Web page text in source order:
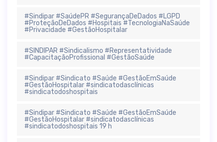
#Sindipar #SaúdePR #SegurançaDeDados #LGPD
#ProteçãoDeDados #Hospitais #TecnologiaNaSaúde
#Privacidade #GestãoHospitalar
#SINDIPAR #Sindicalismo #Representatividade
#CapacitaçãoProfissional #GestãoSaúde
#Sindipar #Sindicato #Saúde #GestãoEmSaúde
#GestãoHospitalar #sindicatodasclínicas
#sindicatodoshospitais
#Sindipar #Sindicato #Saúde #GestãoEmSaúde
#GestãoHospitalar #sindicatodasclínicas
#sindicatodoshospitais 19 h